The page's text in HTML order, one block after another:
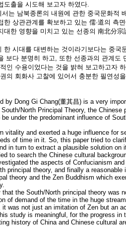
도출을 시도해 보고자 하였다.
는 남북종론의 내원에 관한 중국문화적
상관관계를 확보하고 있는 儒·道의 측
한 영향을 미치고 있는 선종의 南北分
시대를 대변하는 것이라기보다는 중국
보다 분명히 하고, 또한 선종과의 관계도
인 수용이었다는 것을 밝혀 보고하고자
의 회화사 고찰에 있어서 충분한 필연성
by Dong Gi Chang(董其昌) is a very
North Principal Theory, the Chinese
under the predominant influence of
vitality and exerted a huge influence for
of time in it. So, this paper tried to
in turn to extract a plausible solution on
to search the Chinese cultural
the aspects of Confucianism
principal theory, and finally a reasonable
theory and the Zen Buddhism which
the South/North principal theory was
of demand of the time in the huge
was not just an imitation of Zen but an
study is meaningful, for the progress in
history of China and Chinese cultural